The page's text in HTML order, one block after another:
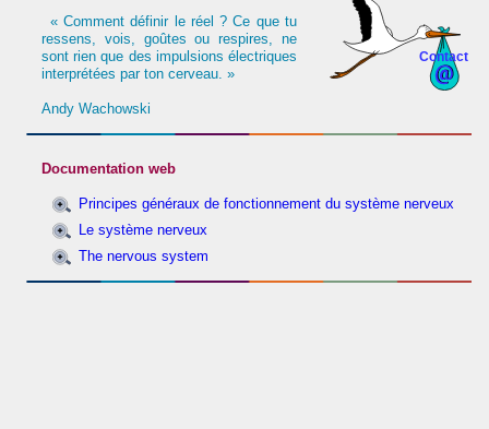
Contact
« Comment définir le réel ? Ce que tu
ressens, vois, goûtes ou respires, ne
sont rien que des impulsions électriques
interprétées par ton cerveau. »
Andy Wachowski
Documentation web
Principes généraux de fonctionnement du système nerveux
Le système nerveux
The nervous system